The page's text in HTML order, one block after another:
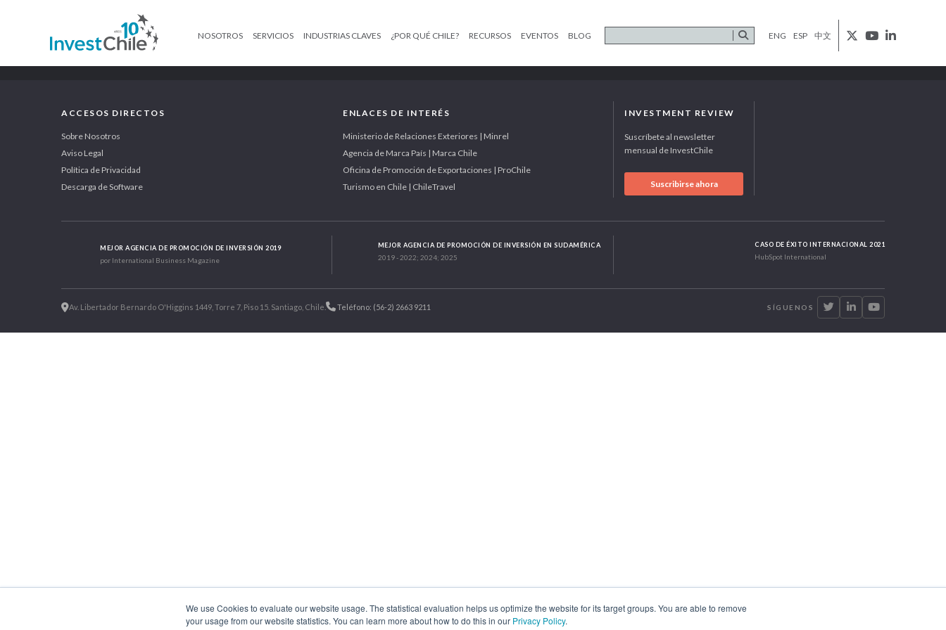
We use Cookies to evaluate our website usage. The statistical evaluation helps us optimize the website for its target groups. You are able to remove
your usage from our website statistics. You can learn more about how to do this in our Privacy Policy.
NOSOTROS SERVICIOS INDUSTRIAS CLAVES ¿POR QUÉ CHILE? RECURSOS EVENTOS BLOG ENG ESP 中文
ACCESOS DIRECTOS
Sobre Nosotros
Aviso Legal
Política de Privacidad
Descarga de Software
ENLACES DE INTERÉS
Ministerio de Relaciones Exteriores | Minrel
Agencia de Marca País | Marca Chile
Oficina de Promoción de Exportaciones | ProChile
Turismo en Chile | ChileTravel
INVESTMENT REVIEW
Suscríbete al newsletter
mensual de InvestChile
Suscribirse ahora
MEJOR AGENCIA DE PROMOCIÓN DE INVERSIÓN 2019
por International Business Magazine
MEJOR AGENCIA DE PROMOCIÓN DE INVERSIÓN EN SUDAMÉRICA
2019 - 2022; 2024; 2025
CASO DE ÉXITO INTERNACIONAL 2021
HubSpot International
Av. Libertador Bernardo O'Higgins 1449, Torre 7, Piso 15. Santiago, Chile. Teléfono: (56-2) 2663 9211 SÍGUENOS